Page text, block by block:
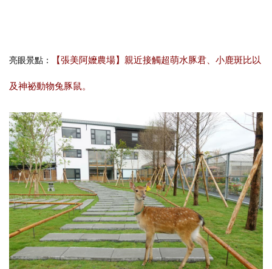
亮眼景點： 【張美阿嬤農場】親近接觸超萌水豚君、小鹿斑比以
及神祕動物兔豚鼠。